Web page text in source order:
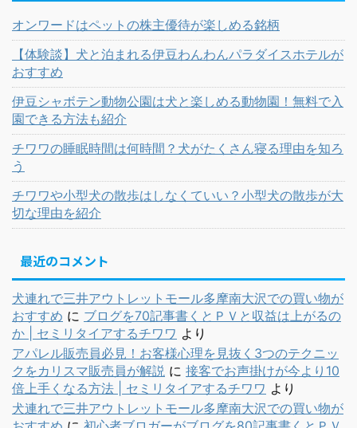
オンワードはペットの株主優待が楽しめる銘柄
【体験談】犬と泊まれる伊豆わんわんパラダイスホテルが
おすすめ
伊豆シャボテン動物公園は犬と楽しめる動物園！無料で入
園できる方法も紹介
チワワの睡眠時間は何時間？犬がたくさん寝る理由を知ろ
う
チワワや小型犬の散歩はしなくていい？小型犬の散歩が大
切な理由を紹介
最近のコメント
犬連れで三井アウトレットモール多摩南大沢での買い物が
おすすめ に ブログを70記事書くとＰＶと収益は上がるの
か | セミリタイアするチワワ より
アパレル販売員必見！お客様心理を見抜く3つのテクニッ
クをカリスマ販売員が解説 に 接客でお声掛けが今より10
倍上手くなる方法 | セミリタイアするチワワ より
犬連れで三井アウトレットモール多摩南大沢での買い物が